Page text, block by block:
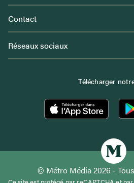
Contact
Réseaux sociaux
Télécharger
© Métro Média 2026 -